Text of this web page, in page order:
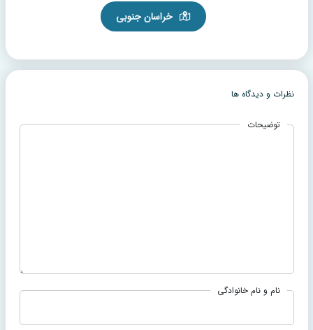
خراسان جنوبی
نظرات و دیدگاه ها
توضیحات
نام و نام خانوادگی